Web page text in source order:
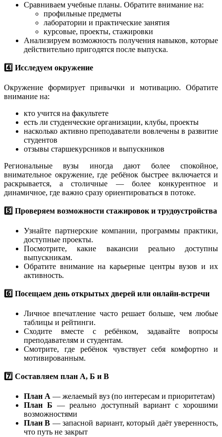
Сравниваем учебные планы. Обратите внимание на:
профильные предметы
лаборатории и практические занятия
курсовые, проекты, стажировки
Анализируем возможность получения навыков, которые
действительно пригодятся после выпуска.
4️⃣ Исследуем окружение
Окружение формирует привычки и мотивацию. Обратите
внимание на:
кто учится на факультете
есть ли студенческие организации, клубы, проекты
насколько активно преподаватели вовлечены в развитие
студентов
отзывы старшекурсников и выпускников
Региональные вузы иногда дают более спокойное,
внимательное окружение, где ребёнок быстрее включается и
раскрывается, а столичные — более конкурентное и
динамичное, где важно сразу ориентироваться в потоке.
5️⃣ Проверяем возможности стажировок и трудоустройства
Узнайте партнерские компании, программы практики,
доступные проекты.
Посмотрите, какие вакансии реально доступны
выпускникам.
Обратите внимание на карьерные центры вузов и их
активность.
6️⃣ Посещаем день открытых дверей или онлайн-встречи
Личное впечатление часто решает больше, чем любые
таблицы и рейтинги.
Сходите вместе с ребёнком, задавайте вопросы
преподавателям и студентам.
Смотрите, где ребёнок чувствует себя комфортно и
мотивированным.
7️⃣ Составляем план А, Б и В
План А — желаемый вуз (по интересам и приоритетам)
План Б — реально доступный вариант с хорошими
возможностями
План В — запасной вариант, который даёт уверенность,
что путь не закрыт